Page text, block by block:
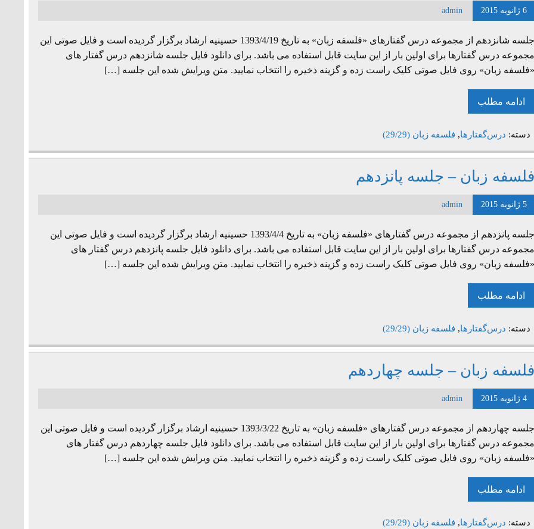
6 ژانویه 2015 admin
جلسه شانزدهم از مجموعه درس گفتارهای «فلسفه زبان» به تاریخ 1393/4/19 حسینیه ارشاد برگزار گردیده است و فایل صوتی این
مجموعه درس گفتارها برای اولین بار از این سایت قابل استفاده می باشد. برای دانلود فایل جلسه شانزدهم درس گفتار های
«فلسفه زبان» روی فایل صوتی کلیک راست زده و گزینه ذخیره را انتخاب نمایید. متن ویرایش شده این جلسه […]
ادامه مطلب
دسته: درس‌گفتارها, فلسفه زبان (29/29)
فلسفه زبان – جلسه پانزدهم
5 ژانویه 2015 admin
جلسه پانزدهم از مجموعه درس گفتارهای «فلسفه زبان» به تاریخ 1393/4/4 حسینیه ارشاد برگزار گردیده است و فایل صوتی این
مجموعه درس گفتارها برای اولین بار از این سایت قابل استفاده می باشد. برای دانلود فایل جلسه پانزدهم درس گفتار های
«فلسفه زبان» روی فایل صوتی کلیک راست زده و گزینه ذخیره را انتخاب نمایید. متن ویرایش شده این جلسه […]
ادامه مطلب
دسته: درس‌گفتارها, فلسفه زبان (29/29)
فلسفه زبان – جلسه چهاردهم
4 ژانویه 2015 admin
جلسه چهاردهم از مجموعه درس گفتارهای «فلسفه زبان» به تاریخ 1393/3/22 حسینیه ارشاد برگزار گردیده است و فایل صوتی این
مجموعه درس گفتارها برای اولین بار از این سایت قابل استفاده می باشد. برای دانلود فایل جلسه چهاردهم درس گفتار های
«فلسفه زبان» روی فایل صوتی کلیک راست زده و گزینه ذخیره را انتخاب نمایید. متن ویرایش شده این جلسه […]
ادامه مطلب
دسته: درس‌گفتارها, فلسفه زبان (29/29)